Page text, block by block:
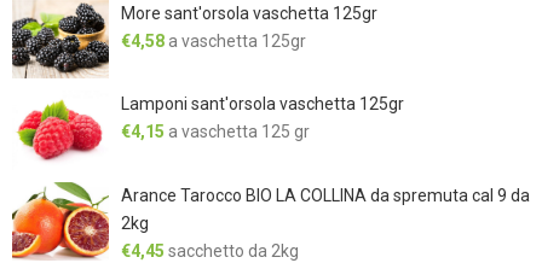
More sant'orsola vaschetta 125gr
€4,58 a vaschetta 125gr
Lamponi sant'orsola vaschetta 125gr
€4,15 a vaschetta 125 gr
Arance Tarocco BIO LA COLLINA da spremuta cal 9 da
2kg
€4,45 sacchetto da 2kg